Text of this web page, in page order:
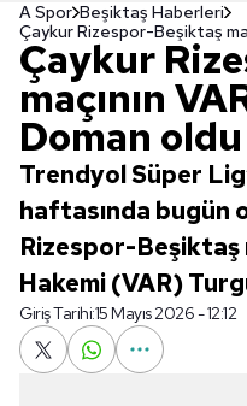
A Spor Beşiktaş Haberleri
Çaykur Rizespor-Beşiktaş
Çaykur
maçının
Doman oldu
Trendyol Süper
haftasında bugün
Rizespor-Beşiktaş
Hakemi (VAR)
Giriş Tarihi:15 Mayıs 2026 - 12:12